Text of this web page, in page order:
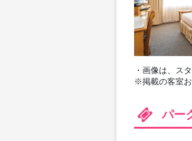
・画像は、ス
※掲載の客室お
パー